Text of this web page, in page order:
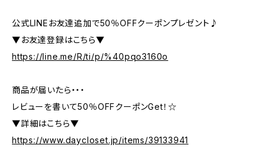
公式LINEお友達追加で50％OFFクーポンプレゼント♪
▼お友達登録はこちら▼
https://line.me/R/ti/p/%40pqo3160o
商品が届いたら・・・
レビューを書いて50％OFFクーポンGet！☆
▼詳細はこちら▼
https://www.daycloset.jp/items/39133941